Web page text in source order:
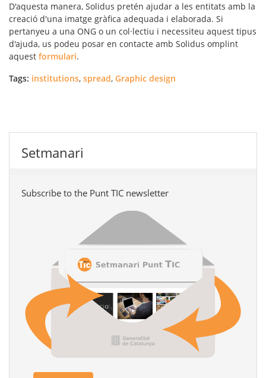
D'aquesta manera, Solidus pretén ajudar a les entitats amb la
creació d'una imatge gràfica adequada i elaborada. Si
pertanyeu a una ONG o un col·lectiu i necessiteu aquest tipus
d'ajuda, us podeu posar en contacte amb Solidus omplint
aquest formulari.
Tags: institutions, spread, Graphic design
Setmanari
Subscribe to the Punt TIC newsletter